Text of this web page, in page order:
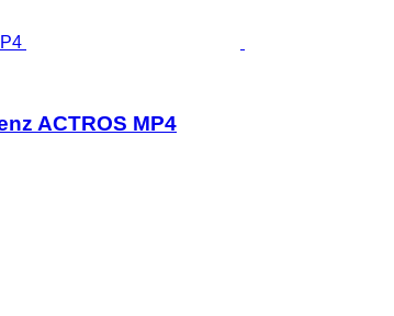
ACTROS MP4